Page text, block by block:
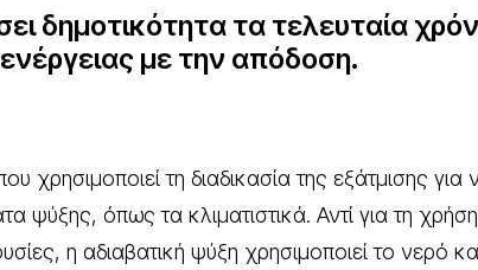
δημοτικότητα τα τελευταία
με την απόδοση.
χρησιμοποιεί τη διαδικασία της εξάτμισης
ψύξης, όπως τα κλιματιστικά. Αντί για τη
η αδιαβατική ψύξη χρησιμοποιεί το νερό